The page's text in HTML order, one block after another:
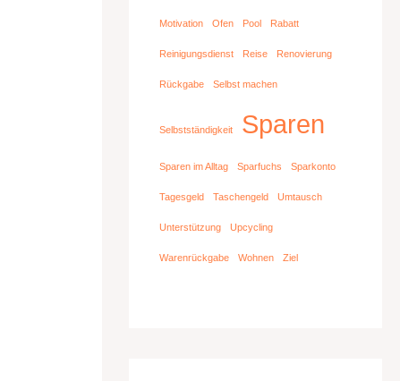
Motivation Ofen Pool Rabatt
Reinigungsdienst Reise Renovierung
Rückgabe Selbst machen
Selbstständigkeit Sparen
Sparen im Alltag Sparfuchs Sparkonto
Tagesgeld Taschengeld Umtausch
Unterstützung Upcycling
Warenrückgabe Wohnen Ziel